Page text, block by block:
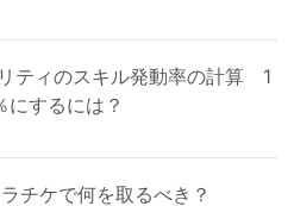
リティのスキル発動率の計算 1
にするには？
ラチケで何を取るべき？